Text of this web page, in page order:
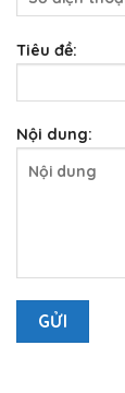
Tiêu đề:
Nội dung: